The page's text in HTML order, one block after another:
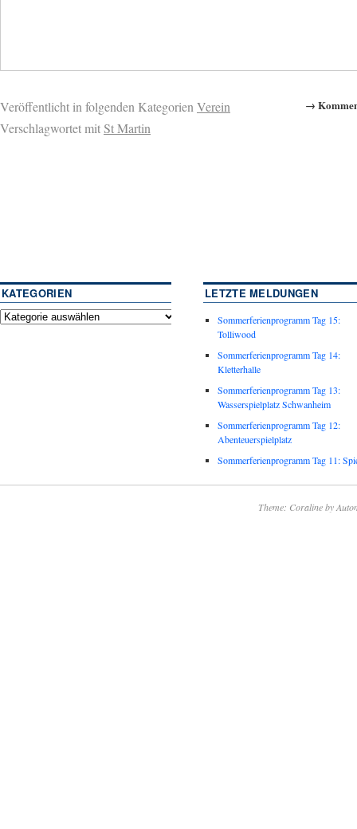
→
Veröffentlicht in folgenden KategorienVerein
Verschlagwortet mitSt Martin
KATEGORIEN LETZTE MELDUNGEN
Sommerferienprogramm Tag 15:
Tolliwood
Sommerferienprogramm Tag 14:
Kletterhalle
Sommerferienprogramm Tag 13:
Wasserspielplatz Schwanheim
Sommerferienprogramm Tag 12:
Abenteuerspielplatz
Sommerferienprogramm Tag 11:
Theme: Coraline by